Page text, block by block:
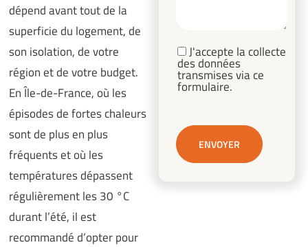
dépend avant tout de la
superficie du logement, de
son isolation, de votre
région et de votre budget.
En Île-de-France, où les
épisodes de fortes chaleurs
sont de plus en plus
fréquents et où les
températures dépassent
régulièrement les 30 °C
durant l’été, il est
recommandé d’opter pour
J'accepte la collecte
des données
transmises via ce
formulaire.